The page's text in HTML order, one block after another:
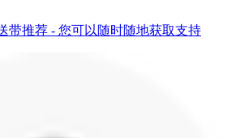
带推荐 - 您可以随时随地获取支持